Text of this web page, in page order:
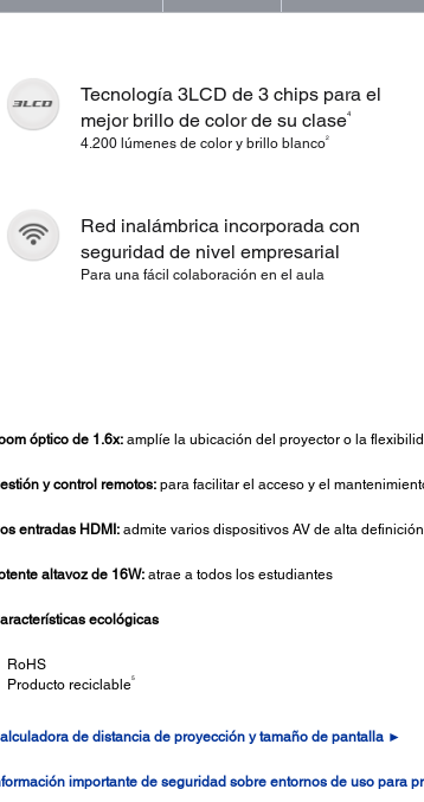
Tecnología 3LCD de 3 chips para el
mejor brillo de color de su clase4
4.200 lúmenes de color y brillo blanco2
Red inalámbrica incorporada con
seguridad de nivel empresarial
Para una fácil colaboración en el aula
óptico de 1.6x:amplíe la ubicación del proyector o la
y control remotos:para facilitar el acceso y el
entradas HDMI:admite varios dispositivos AV de alta definición
altavoz de 16W:atrae a todos los estudiantes
ecológicas
RoHS
Producto reciclable5
de distancia de proyección y tamaño de pantalla ►
importante de seguridad sobre entornos de uso para